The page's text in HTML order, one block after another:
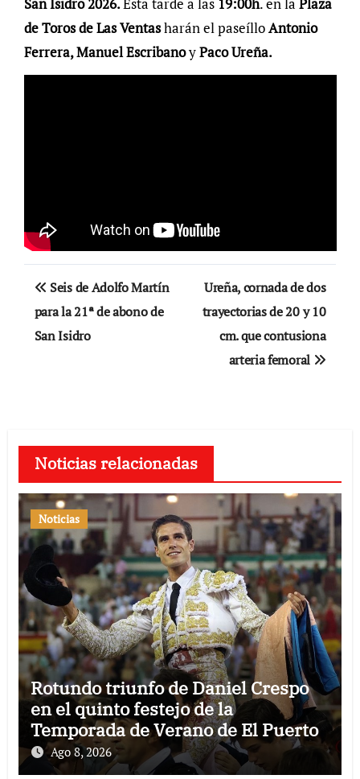
de Toros de Las Ventasharán el paseílloAntonio
Ferrera, Manuel EscribanoyPaco Ureña.
Navegación
de
entradas
Seis de Adolfo Martín
para la 21ª de abono de
San Isidro
Ureña, cornada de dos
trayectorias de 20 y 10
cm. que contusiona
arteria femoral
Noticias relacionadas
Noticias
Rotundo triunfo de Daniel Crespo
en el quinto festejo de la
Temporada de Verano de El Puerto
Ago 8, 2026